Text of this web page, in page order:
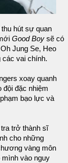
hút sự quan
Good Boy sẽ có
Jung Se, Heo
các vai chính.
xoay quanh
đội đặc nhiệm
bạo lực và
trở thành sĩ
cho những
vàng môn
mình vào nguy